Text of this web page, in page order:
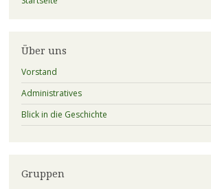
Über uns
Vorstand
Administratives
Blick in die Geschichte
Gruppen